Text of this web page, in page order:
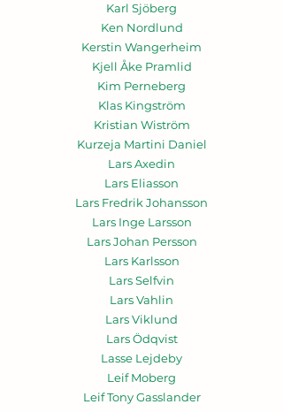
Karl Sjöberg
Ken Nordlund
Kerstin Wangerheim
Kjell Åke Pramlid
Kim Perneberg
Klas Kingström
Kristian Wiström
Kurzeja Martini Daniel
Lars Axedin
Lars Eliasson
Lars Fredrik Johansson
Lars Inge Larsson
Lars Johan Persson
Lars Karlsson
Lars Selfvin
Lars Vahlin
Lars Viklund
Lars Ödqvist
Lasse Lejdeby
Leif Moberg
Leif Tony Gasslander